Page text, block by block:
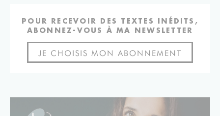
POUR RECEVOIR DES TEXTES INÉDITS,
ABONNEZ-VOUS À MA NEWSLETTER
JE CHOISIS MON ABONNEMENT